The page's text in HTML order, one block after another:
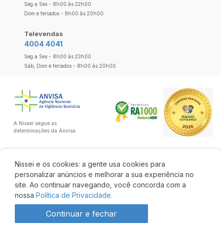
R$ 89,85
Nissei e os cookies: a gente usa cookies para
personalizar anúncios e melhorar a sua experiência no
site. Ao continuar navegando, você concorda com a
nossa Política de Privacidade.
Continuar e fechar
Seg a Sex - 8h00 às 22h00
Dom e feriados - 8h00 às 20h00
Televendas
4004 4041
Seg a Sex - 8h00 às 23h00
Sáb, Dom e feriados - 8h00 às 20h00
A Nissei segue as
determinações da Anvisa.